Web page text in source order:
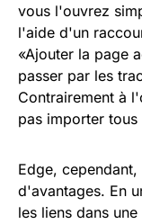
vous l'ouvrez
l'aide d'un
«Ajouter la page
passer par les
Contrairement à
pas importer
Edge,
d'avantages. En
les liens dans